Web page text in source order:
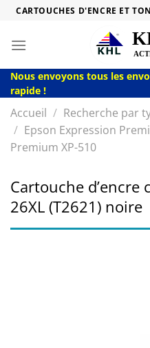
Passer
contenu
CARTOUCHES D'ENCRE ET
Nous envoyons tous les
rapide !
Accueil / Recherche par
/ Epson Expression
Premium XP-510
Cartouche d’encre
26XL (T2621) noire